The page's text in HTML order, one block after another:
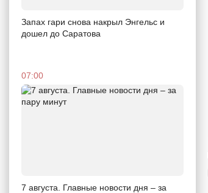
Запах гари снова накрыл Энгельс и
дошел до Саратова
07:00
7 августа. Главные новости дня – за